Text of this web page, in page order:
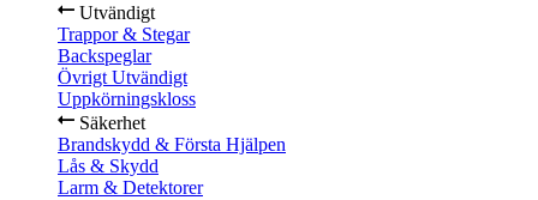
Utvändigt
Trappor & Stegar
Backspeglar
Övrigt Utvändigt
Uppkörningskloss
Säkerhet
Brandskydd & Första Hjälpen
Lås & Skydd
Larm & Detektorer